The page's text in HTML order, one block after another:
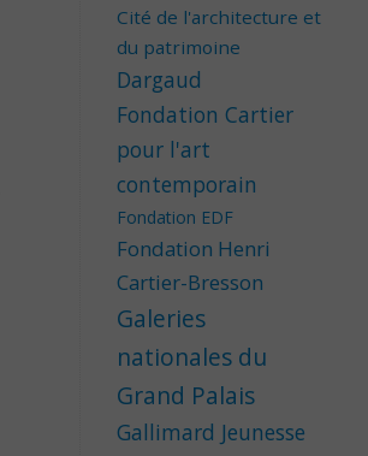
Cité de l'architecture et
du patrimoine
Dargaud
Fondation Cartier
pour l'art
contemporain
Fondation EDF
Fondation Henri
Cartier-Bresson
Galeries
nationales du
Grand Palais
Gallimard Jeunesse